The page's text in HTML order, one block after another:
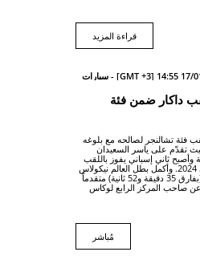
قراءة المزيد
داكار ضمن فئة
فئة تشالنجر لصالحه مع بلوغه
داكار 2026! حيث تقدّم على ياسر السعيدان
23 دقيقة و22 ثانية وأصبح ثاني إسباني يفوز باللقب
بعد كريستينا غوتيريز في 2024. وأكمل بطل العالم نيكولاس
كافيلياسو منصة التتويج (بفارق 35 دقيقة و52 ثانية) متقدماً
و17 ثانية عن صاحب المركز الرابع لوكاس
مُباشر